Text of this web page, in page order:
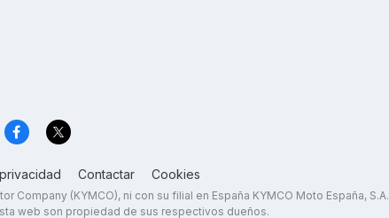
Contactar Cookies
Company (KYMCO), ni con su filial en España KYMCO Moto España, S.A.
web son propiedad de sus respectivos dueños.